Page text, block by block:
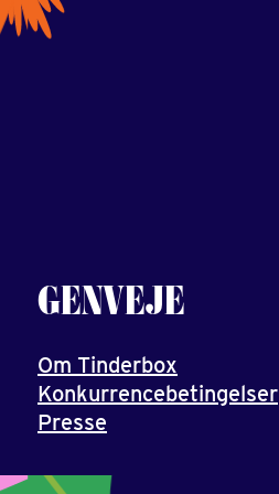
GENVEJE
Om Tinderbox
Konkurrencebetingelser
Presse